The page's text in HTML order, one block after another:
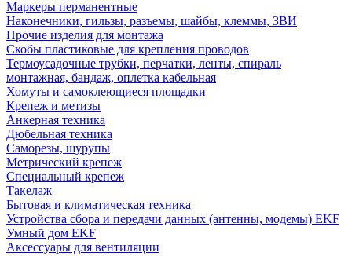
Маркеры перманентные
Наконечники, гильзы, разъемы, шайбы, клеммы, ЗВИ
Прочие изделия для монтажа
Скобы пластиковые для крепления проводов
Термоусадочные трубки, перчатки, ленты, спираль
монтажная, бандаж, оплетка кабельная
Хомуты и самоклеющиеся площадки
Крепеж и метизы
Анкерная техника
Дюбельная техника
Саморезы, шурупы
Метрический крепеж
Специальный крепеж
Такелаж
Бытовая и климатическая техника
Устройства сбора и передачи данных (антенны, модемы) EKF
Умный дом EKF
Аксессуары для вентиляции